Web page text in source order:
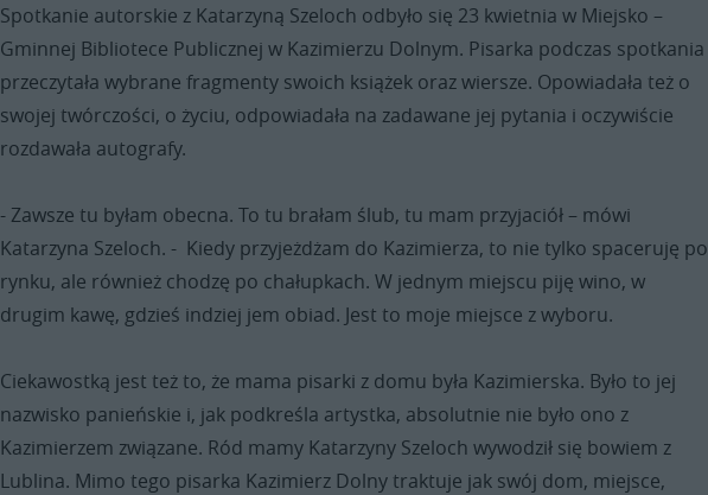
Spotkanie autorskie z Katarzyną Szeloch odbyło się 23 kwietnia w Miejsko –
Gminnej Bibliotece Publicznej w Kazimierzu Dolnym. Pisarka podczas spotkania
przeczytała wybrane fragmenty swoich książek oraz wiersze. Opowiadała też o
swojej twórczości, o życiu, odpowiadała na zadawane jej pytania i oczywiście
rozdawała autografy.
- Zawsze tu byłam obecna. To tu brałam ślub, tu mam przyjaciół – mówi
Katarzyna Szeloch. - Kiedy przyjeżdżam do Kazimierza, to nie tylko spaceruję po
rynku, ale również chodzę po chałupkach. W jednym miejscu piję wino, w
drugim kawę, gdzieś indziej jem obiad. Jest to moje miejsce z wyboru.
Ciekawostką jest też to, że mama pisarki z domu była Kazimierska. Było to jej
nazwisko panieńskie i, jak podkreśla artystka, absolutnie nie było ono z
Kazimierzem związane. Ród mamy Katarzyny Szeloch wywodził się bowiem z
Lublina. Mimo tego pisarka Kazimierz Dolny traktuje jak swój dom, miejsce,